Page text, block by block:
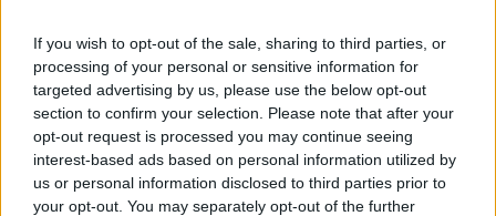
If you wish to opt-out of the sale, sharing to third parties, or
processing of your personal or sensitive information for
targeted advertising by us, please use the below opt-out
section to confirm your selection. Please note that after your
opt-out request is processed you may continue seeing
interest-based ads based on personal information utilized by
us or personal information disclosed to third parties prior to
your opt-out. You may separately opt-out of the further
GAZDASÁG
nőhet a
nő a
cafeteria